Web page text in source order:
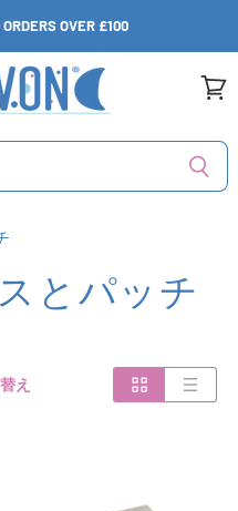
OVER £100
ト
を
見
る
とパッチ
え